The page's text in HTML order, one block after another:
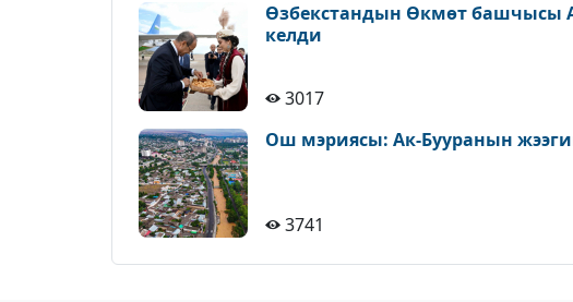
Өзбекстандын Өкмөт башчысы
келди
3017
Ош мэриясы: Ак-Бууранын
3741